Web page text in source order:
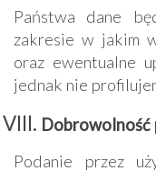
Państwa dane
zakresie w jakim
oraz ewentualne
jednak nie
Dobrowolność
Podanie przez